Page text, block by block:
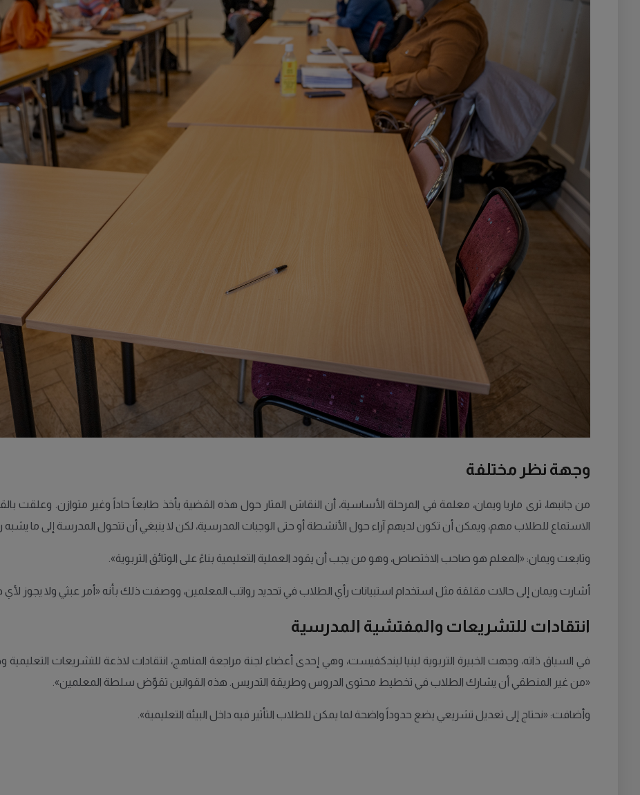
وجهة نظر مختلفة
من جانبها، ترى ماريا ويمان، معلمة في المرحلة الأساسية، أن النقاش المثار حول هذه القضية يأخذ طابعاً حاداً وغير متوازن.
الاستماع للطلاب مهم، ويمكن أن تكون لديهم آراء حول الأنشطة أو حتى الوجبات المدرسية، لكن لا ينبغي أن تتحول المدرسة إلى ما
وتابعت ويمان: «المعلم هو صاحب الاختصاص، وهو من يجب أن يقود العملية التعليمية بناءً على الوثائق التربوية».
أشارت ويمان إلى حالات مقلقة مثل استخدام استبيانات رأي الطلاب في تحديد رواتب المعلمين، ووصفت ذلك بأنه «أمر عبثي ولا يجوز
انتقادات للتشريعات والمفتشية المدرسية
في السياق ذاته، وجهت الخبيرة التربوية لينيا ليندكفيست، وهي إحدى أعضاء لجنة مراجعة المناهج، انتقادات لاذعة للتشريعات
«من غير المنطقي أن يشارك الطلاب في تخطيط محتوى الدروس وطريقة التدريس. هذه القوانين تقوّض سلطة المعلمين».
وأضافت: «نحتاج إلى تعديل تشريعي يضع حدوداً واضحة لما يمكن للطلاب التأثير فيه داخل البيئة التعليمية».